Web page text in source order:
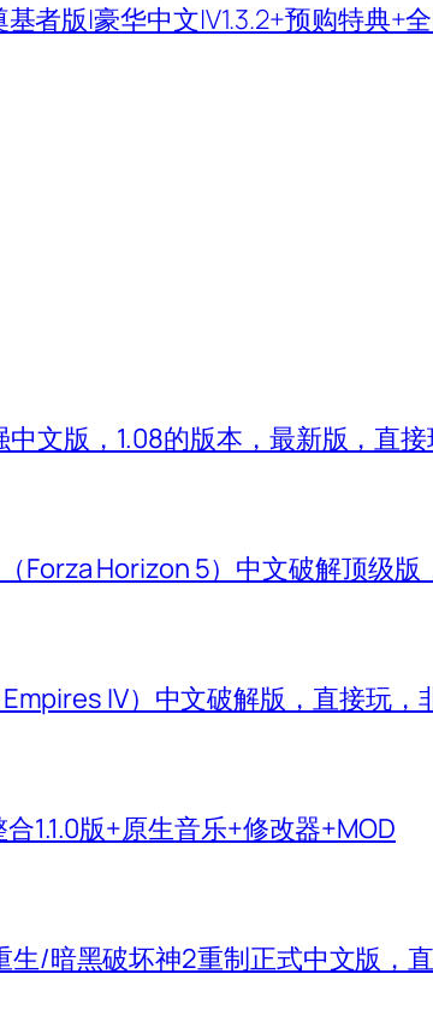
基者版|豪华中文|V1.3.2+预购特典+
文版，1.08的版本，最新版，直
Forza Horizon 5）中文破解顶级版
IV）中文破解版，直接玩，
1.1.0版+原生音乐+修改器+MOD
生/暗黑破坏神2重制正式中文版，